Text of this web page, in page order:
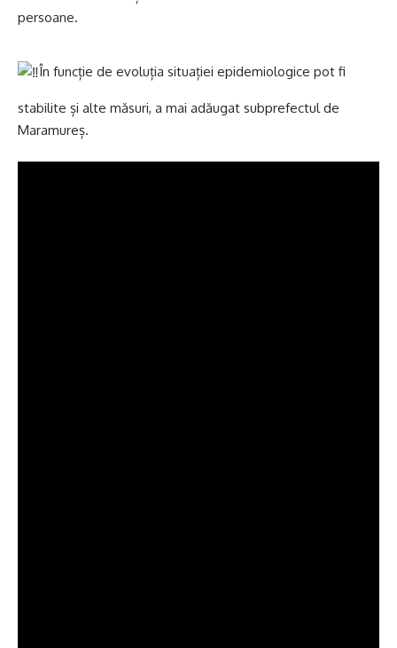
persoane.
În funcție de evoluția situației epidemiologice pot fi
stabilite și alte măsuri, a mai adăugat subprefectul de
Maramureș.